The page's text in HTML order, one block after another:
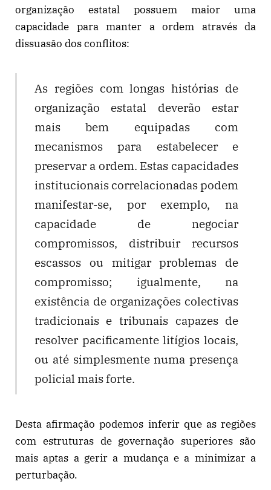
organização estatal possuem maior uma
capacidade para manter a ordem através da
dissuasão dos conflitos:
As regiões com longas histórias de
organização estatal deverão estar
mais bem equipadas com
mecanismos para estabelecer e
preservar a ordem. Estas capacidades
institucionais correlacionadas podem
manifestar-se, por exemplo, na
capacidade de negociar
compromissos, distribuir recursos
escassos ou mitigar problemas de
compromisso; igualmente, na
existência de organizações colectivas
tradicionais e tribunais capazes de
resolver pacificamente litígios locais,
ou até simplesmente numa presença
policial mais forte.
Desta afirmação podemos inferir que as regiões
com estruturas de governação superiores são
mais aptas a gerir a mudança e a minimizar a
perturbação.